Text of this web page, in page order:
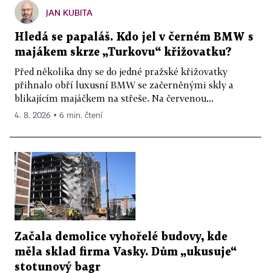
JAN KUBITA
Hledá se papaláš. Kdo jel v černém BMW s
majákem skrze „Turkovu“ křižovatku?
Před několika dny se do jedné pražské křižovatky
přihnalo obří luxusní BMW se začerněnými skly a
blikajícím majáčkem na střeše. Na červenou...
4. 8. 2026 ▪ 6 min. čtení
Začala demolice vyhořelé budovy, kde
měla sklad firma Vasky. Dům „ukusuje“
stotunový bagr